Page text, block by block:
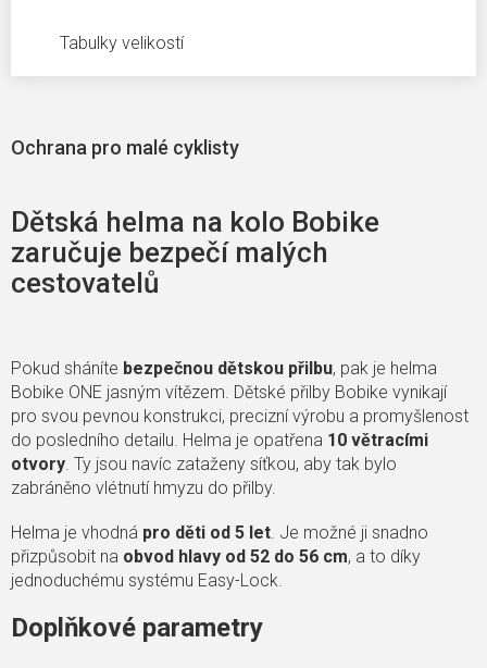
Tabulky velikostí
Ochrana pro malé cyklisty
Dětská helma na kolo Bobike
zaručuje bezpečí malých
cestovatelů
Pokud sháníte bezpečnou dětskou přilbu, pak je helma
Bobike ONE jasným vítězem. Dětské přilby Bobike vynikají
pro svou pevnou konstrukci, precizní výrobu a promyšlenost
do posledního detailu. Helma je opatřena 10 větracími
otvory. Ty jsou navíc zataženy síťkou, aby tak bylo
zabráněno vlétnutí hmyzu do přilby.
Helma je vhodná pro děti od 5 let. Je možné ji snadno
přizpůsobit na obvod hlavy od 52 do 56 cm, a to díky
jednoduchému systému Easy-Lock.
Doplňkové parametry